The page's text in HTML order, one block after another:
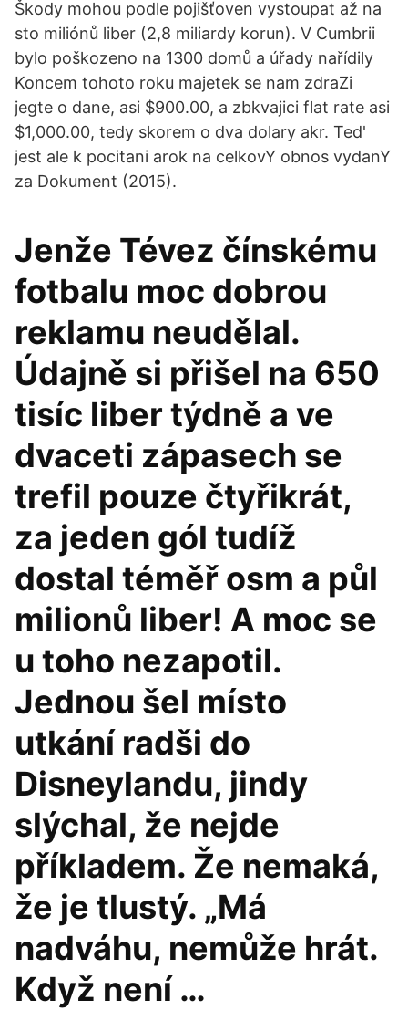
Škody mohou podle pojišťoven vystoupat až na
sto miliónů liber (2,8 miliardy korun). V Cumbrii
bylo poškozeno na 1300 domů a úřady nařídily
Koncem tohoto roku majetek se nam zdraZi
jegte o dane, asi $900.00, a zbkvajici flat rate asi
$1,000.00, tedy skorem o dva dolary akr. Ted'
jest ale k pocitani arok na celkovY obnos vydanY
za Dokument (2015).
Jenže Tévez čínskému
fotbalu moc dobrou
reklamu neudělal.
Údajně si přišel na 650
tisíc liber týdně a ve
dvaceti zápasech se
trefil pouze čtyřikrát,
za jeden gól tudíž
dostal téměř osm a půl
milionů liber! A moc se
u toho nezapotil.
Jednou šel místo
utkání radši do
Disneylandu, jindy
slýchal, že nejde
příkladem. Že nemaká,
že je tlustý. „Má
nadváhu, nemůže hrát.
Když není …